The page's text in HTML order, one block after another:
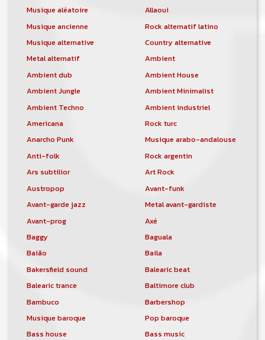
Musique aléatoire
Allaoui
Musique ancienne
Rock alternatif latino
Musique alternative
Country alternative
Metal alternatif
Ambient
Ambient dub
Ambient House
Ambient Jungle
Ambient Minimalist
Ambient Techno
Ambient industriel
Americana
Rock turc
Anarcho Punk
Musique arabo-andalouse
Anti-folk
Rock argentin
Ars subtilior
Art Rock
Austropop
Avant-funk
Avant-garde jazz
Metal avant-gardiste
Avant-prog
Axé
Baggy
Baguala
Baião
Baila
Bakersfield sound
Balearic beat
Balearic trance
Baltimore club
Bambuco
Barbershop
Musique baroque
Pop baroque
Bass house
Bass music